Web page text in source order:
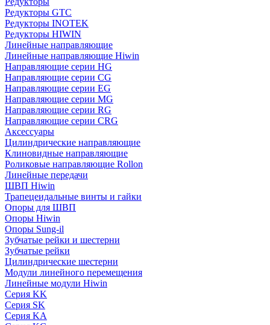
Редукторы GTC
Редукторы INOTEK
Редукторы HIWIN
Линейные направляющие
Линейные направляющие Hiwin
Направляющие серии HG
Направляющие серии CG
Направляющие серии EG
Направляющие серии MG
Направляющие серии RG
Направляющие серии CRG
Аксессуары
Цилиндрические направляющие
Клиновидные направляющие
Роликовые направляющие Rollon
Линейные передачи
ШВП Hiwin
Трапецеидальные винты и гайки
Опоры для ШВП
Опоры Hiwin
Опоры Sung-il
Зубчатые рейки и шестерни
Зубчатые рейки
Цилиндрические шестерни
Модули линейного перемещения
Линейные модули Hiwin
Серия KK
Серия SK
Серия KA